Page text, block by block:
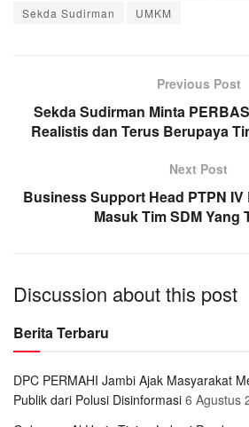
Sekda Sudirman
UMKM
Previous Post
Sekda Sudirman Minta
Realistis dan Terus Berupaya
Next Post
Business Support Head PTPN IV
Masuk Tim SDM Yang
Discussion about this post
Berita Terbaru
DPC PERMAHI Jambi Ajak Masyarakat
Publik dari Polusi Disinformasi 6 Agustus